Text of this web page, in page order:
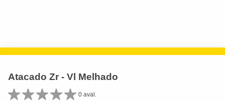
Atacado Zr - Vl Melhado
0 aval.